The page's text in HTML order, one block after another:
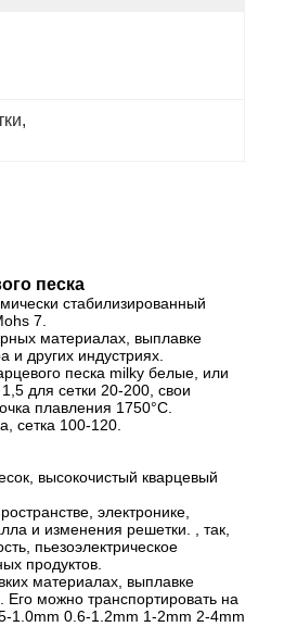
,
песка
стабилизированный
7.
материалах, выплавке
других индустриях.
песка milky белые, или
для сетки 20-200, свои
плавления 1750°C.
сетка 100-120.
высокочистый кварцевый
электронике,
и изменения решетки. , так,
пьезоэлектрическое
продуктов.
материалах, выплавке
можно транспортировать на
1.0mm 0.6-1.2mm 1-2mm 2-4mm